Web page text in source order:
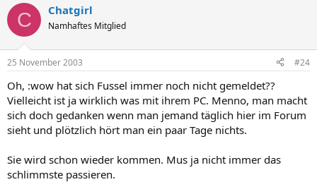
C Chatgirl
Namhaftes Mitglied
25 November 2003 #24
Oh, :wow hat sich Fussel immer noch nicht gemeldet??
Vielleicht ist ja wirklich was mit ihrem PC. Menno, man macht
sich doch gedanken wenn man jemand täglich hier im Forum
sieht und plötzlich hört man ein paar Tage nichts.
Sie wird schon wieder kommen. Mus ja nicht immer das
schlimmste passieren.